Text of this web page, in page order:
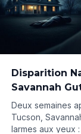
Disparition
Savannah
Deux semaines
Tucson,
larmes aux yeux